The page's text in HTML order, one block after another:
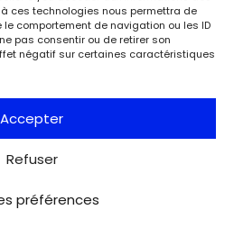
ces technologies nous permettra de
comportement de navigation ou les ID
pas consentir ou de retirer son
négatif sur certaines caractéristiques
Accepter
Refuser
préférences
du béton armé
d'Art